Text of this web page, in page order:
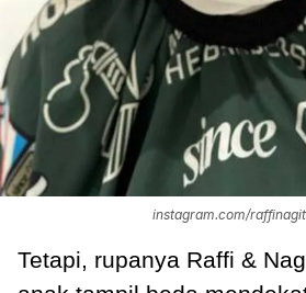
instagram.com/
Tetapi, rupanya Raffi &